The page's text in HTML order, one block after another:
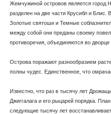
Жемчужиной островов является город
разделен на две части Крусибл и Блис.
Золотые святоши и Темные
между собой они преданы своему
противоречия, объединяются во дворце
Острова поражают разнообразием
полны чудес. Единственное, что
Известно, что раз в тысячу лет
Джиггалага и его рыцарей порядка.
следующие тысячу лет